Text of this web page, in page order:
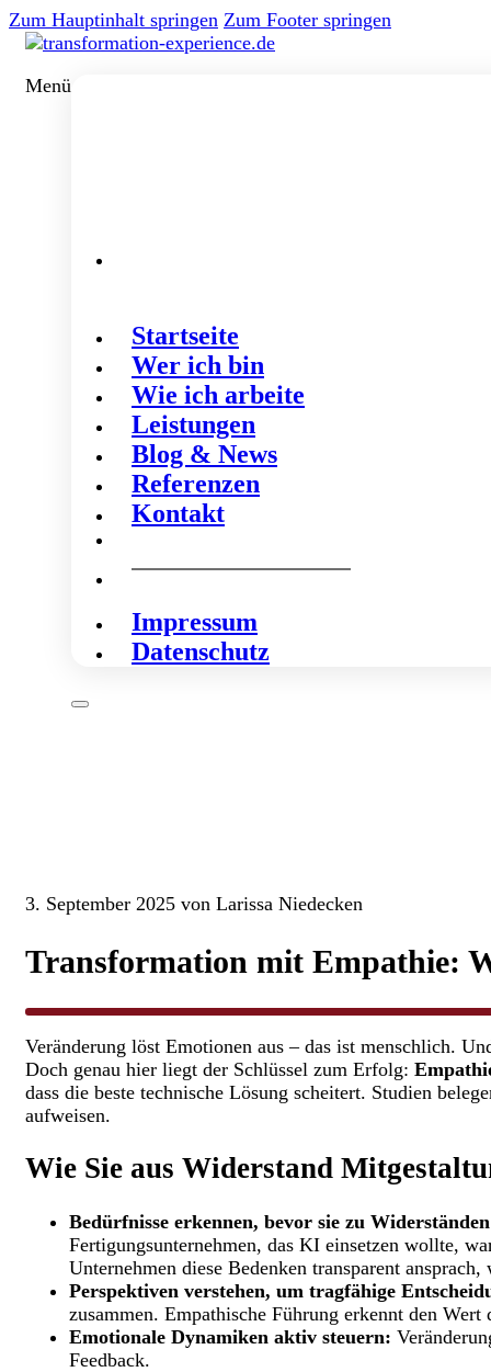
Zum Hauptinhalt springen Zum Footer springen
Menü
Startseite
Wer ich bin
Wie ich arbeite
Leistungen
Blog & News
Referenzen
Kontakt
Impressum
Datenschutz
3. September 2025 von Larissa Niedecken
Transformation mit Empathie:
Veränderung löst Emotionen aus – das ist menschlich.
Doch genau hier liegt der Schlüssel zum Erfolg:
dass die beste technische Lösung scheitert. Studien
aufweisen.
Wie Sie aus Widerstand
Bedürfnisse erkennen, bevor sie zu
Fertigungsunternehmen, das KI einsetzen wollte,
Unternehmen diese Bedenken transparent
Perspektiven verstehen, um tragfähige
zusammen. Empathische Führung erkennt den
Emotionale Dynamiken aktiv steuern:
Feedback.